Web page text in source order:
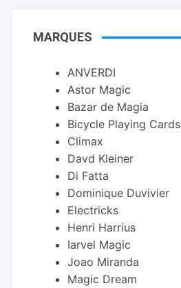
MARQUES
ANVERDI
Astor Magic
Bazar de Magia
Bicycle Playing Cards
Climax
Davd Kleiner
Di Fatta
Dominique Duvivier
Electricks
Henri Harrius
Iarvel Magic
Joao Miranda
Magic Dream